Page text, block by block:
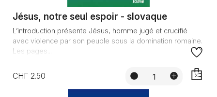
Jésus, notre seul espoir - slovaque
L’introduction présente Jésus, homme jugé et crucifié
avec violence par son peuple sous la domination romaine.
Les pages...
CHF 2.50